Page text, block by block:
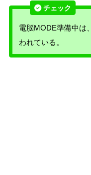
電脳MODE準備中は
われている。